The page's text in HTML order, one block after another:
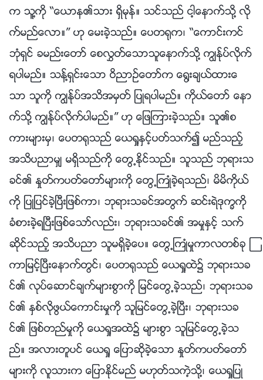
က သူ႔ကို “ေယာန၏သား ရွိမုန္။ သင္သည္ ငါ့ေနာက္သို႔ လို
က္မည္ေလာ။” ဟု ေမးခဲ့သည္။ ေပတ႐ုက၊ “ေကာင္းကင္
ဘုံရွင္ ခမည္းေတာ္ ေစလႊတ္ေသာသူေနာက္သို႔ ကြၽန္ုပ္လိုက္
ရပါမည္။ သန႔္ရွင္းေသာ ဝိညာဥ္ေတာ္က ေ႐ြးခ်ယ္ထားေ
သာ သူကို ကြၽန္ုပ္အသိအမွတ္ ျပဳရပါမည္။ ကိုယ္ေတာ္ ေနာ
က္သို႔ ကြၽန္ုပ္လိုက္ပါမည္။” ဟု ေျဖၾကားခဲ့သည္။ သူ၏စ
ကားမ်ားမွ၊ ေပတ႐ုသည္ ေယရႈႏွင့္ပတ္သက္၍ မည္သည့္
အသိပညာမွ် မရွိသည္ကို ေတြ႕ႏိုင္သည္။ သူသည္ ဘုရားသ
ခင္၏ ႏႈတ္ကပတ္ေတာ္မ်ားကို ေတြ႕ႀကဳံခဲ့ရသည္၊ မိမိကိုယ္
ကို ျပဳျပင္ခဲ့ၿပီးျဖစ္ကာ၊ ဘုရားသခင္အတြက္ ဆင္းရဲဒုကၡကို
ခံစားခဲ့ရၿပီးျဖစ္ေသာ္လည္း၊ ဘုရားသခင္၏ အမႈႏွင့္ သက္
ဆိုင္သည့္ အသိပညာ သူမရွိခဲ့ေပ။ ေတြ႕ႀကဳံမႈကာလတစ္ခု ၾ
ကာျမင့္ၿပီးေနာက္တြင္၊ ေပတ႐ုသည္ ေယရႈထဲ၌ ဘုရားသခ
င္၏ လုပ္ေဆာင္ခ်က္မ်ားစြာကို ျမင္ေတြ႕ခဲ့သည္၊ ဘုရားသခ
င္၏ ႏွစ္လိုဖြယ္ေကာင္းမႈကို သူျမင္ေတြ႕ခဲ့ၿပီး၊ ဘုရားသခ
င္၏ ျဖစ္တည္မႈကို ေယရႈအထဲ၌ မ်ားစြာ သူျမင္ေတြ႕ခဲ့သ
ည္။ အလားတူပင္ ေယရႈ ေျပာဆိုခဲ့ေသာ ႏႈတ္ကပတ္ေတာ္
မ်ားကို လူသားက ေျပာႏိုင္မည္ မဟုတ္သကဲ့သို႔၊ ေယရႈျပဳ